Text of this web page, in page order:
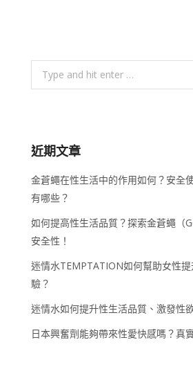
Search:
近期文章
金蒼蠅在性生活中的作用如何？安全
有哪些？
如何提高性生活品質？探索金蒼蠅（
安全性！
迷情水TEMPTATION如何幫助女性
驗？
迷情水如何提升性生活品質、激發性
日本興奮劑能夠帶來性愛快感嗎？真